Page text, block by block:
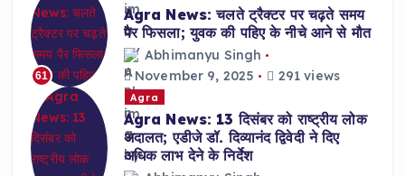
61
Agra News: चलते ट्रैक्टर पर चढ़ते समय
पैर फिसला; युवक की पहिए के नीचे आने से मौत
Abhimanyu Singh
November 9, 2025
291 views
Agra
Agra News: 13 दिसंबर को राष्ट्रीय लोक
अदालत; एडीजे डॉ. दिव्यानंद द्विवेदी ने दिए
अधिक लाभ देने के निर्देश